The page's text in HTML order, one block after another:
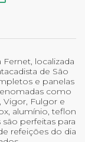
localizada
de São
e panelas
como
Vigor, Fulgor e
alumínio, teflon
perfeitas para
refeições do dia